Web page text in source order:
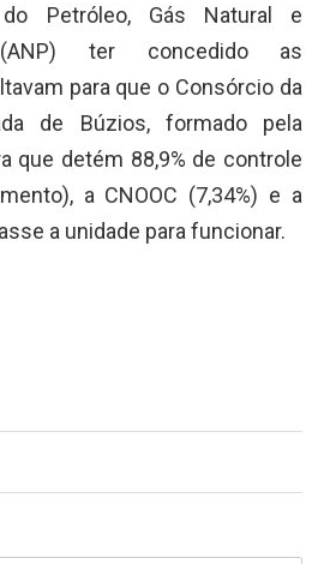
Petróleo, Gás Natural e
(ANP) ter concedido as
para que o Consórcio da
de Búzios, formado pela
que detém 88,9% de controle
a CNOOC (7,34%) e a
a unidade para funcionar.